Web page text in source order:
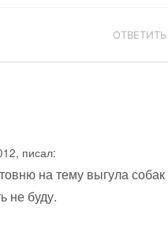
ОТВЕТИТЬ
писал:
на тему выгула собак
не буду.